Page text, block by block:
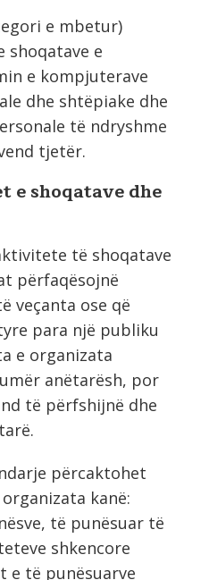
e mbetur)
e
e kompjuterave
dhe shtëpiake dhe
të ndryshme
tjetër.
dhe
të shoqatave
përfaqësojnë
veçanta ose që
para një publiku
e organizata
anëtarësh, por
të përfshijnë dhe
përcaktohet
kanë:
të punësuar të
shkencore
e të punësuarve